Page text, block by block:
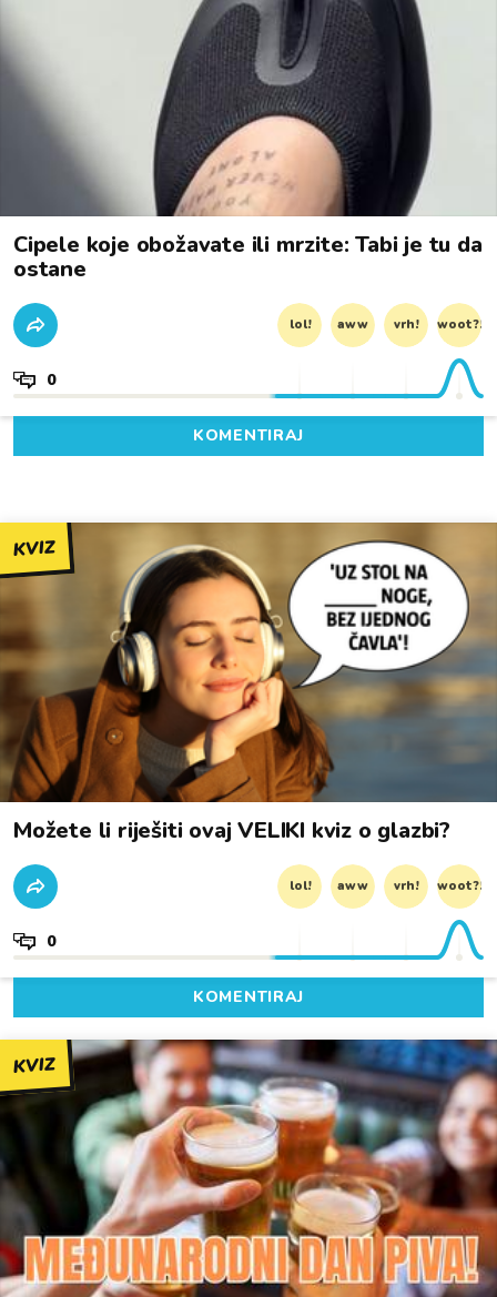
Cipele koje obožavate ili mrzite: Tabi je tu da
ostane
lol! aww vrh! woot?!
0
KOMENTIRAJ
KVIZ
Možete li riješiti ovaj VELIKI kviz o glazbi?
lol! aww vrh! woot?!
0
KOMENTIRAJ
KVIZ